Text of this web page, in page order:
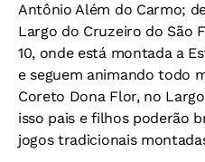
Antônio Além do Carmo;
Largo do Cruzeiro do São
10, onde está montada a
e seguem animando todo
Coreto Dona Flor, no
isso pais e filhos poderão
jogos tradicionais